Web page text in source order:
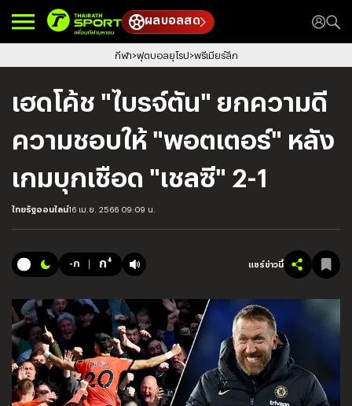
ผลบอลสด
กีฬา ฟุตบอลยุโรป พรีเมียร์ลีก
เฮดโค้ช "ไบรจ์ตัน" ยกความดี
ความชอบให้ "พอตเตอร์" หลัง
เกมบุกเชือด "เชลซี" 2-1
ไทยรัฐออนไลน์16 เม.ย. 2566 09:09 น.
-ก ก+ แชร์ข่าวนี้